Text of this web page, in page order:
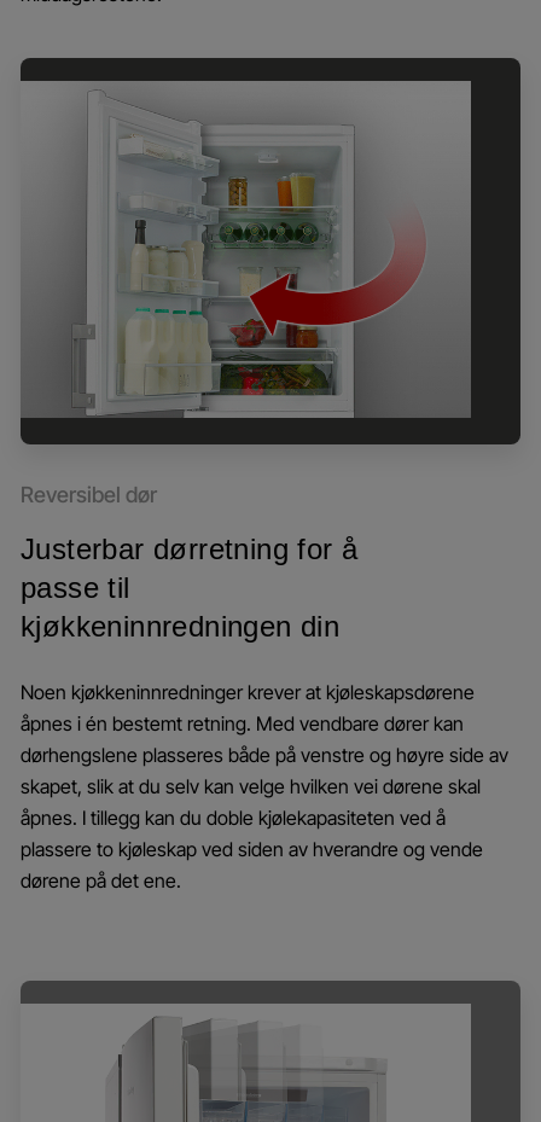
Reversibel dør
Justerbar dørretning for å
passe til
kjøkkeninnredningen din
Noen kjøkkeninnredninger krever at kjøleskapsdørene
åpnes i én bestemt retning. Med vendbare dører kan
dørhengslene plasseres både på venstre og høyre side av
skapet, slik at du selv kan velge hvilken vei dørene skal
åpnes. I tillegg kan du doble kjølekapasiteten ved å
plassere to kjøleskap ved siden av hverandre og vende
dørene på det ene.